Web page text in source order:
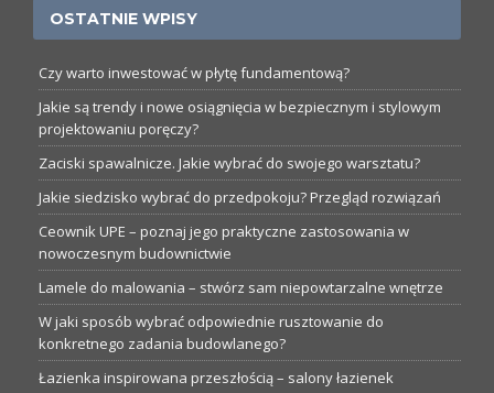
OSTATNIE WPISY
Czy warto inwestować w płytę fundamentową?
Jakie są trendy i nowe osiągnięcia w bezpiecznym i stylowym
projektowaniu poręczy?
Zaciski spawalnicze. Jakie wybrać do swojego warsztatu?
Jakie siedzisko wybrać do przedpokoju? Przegląd rozwiązań
Ceownik UPE – poznaj jego praktyczne zastosowania w
nowoczesnym budownictwie
Lamele do malowania – stwórz sam niepowtarzalne wnętrze
W jaki sposób wybrać odpowiednie rusztowanie do
konkretnego zadania budowlanego?
Łazienka inspirowana przeszłością – salony łazienek